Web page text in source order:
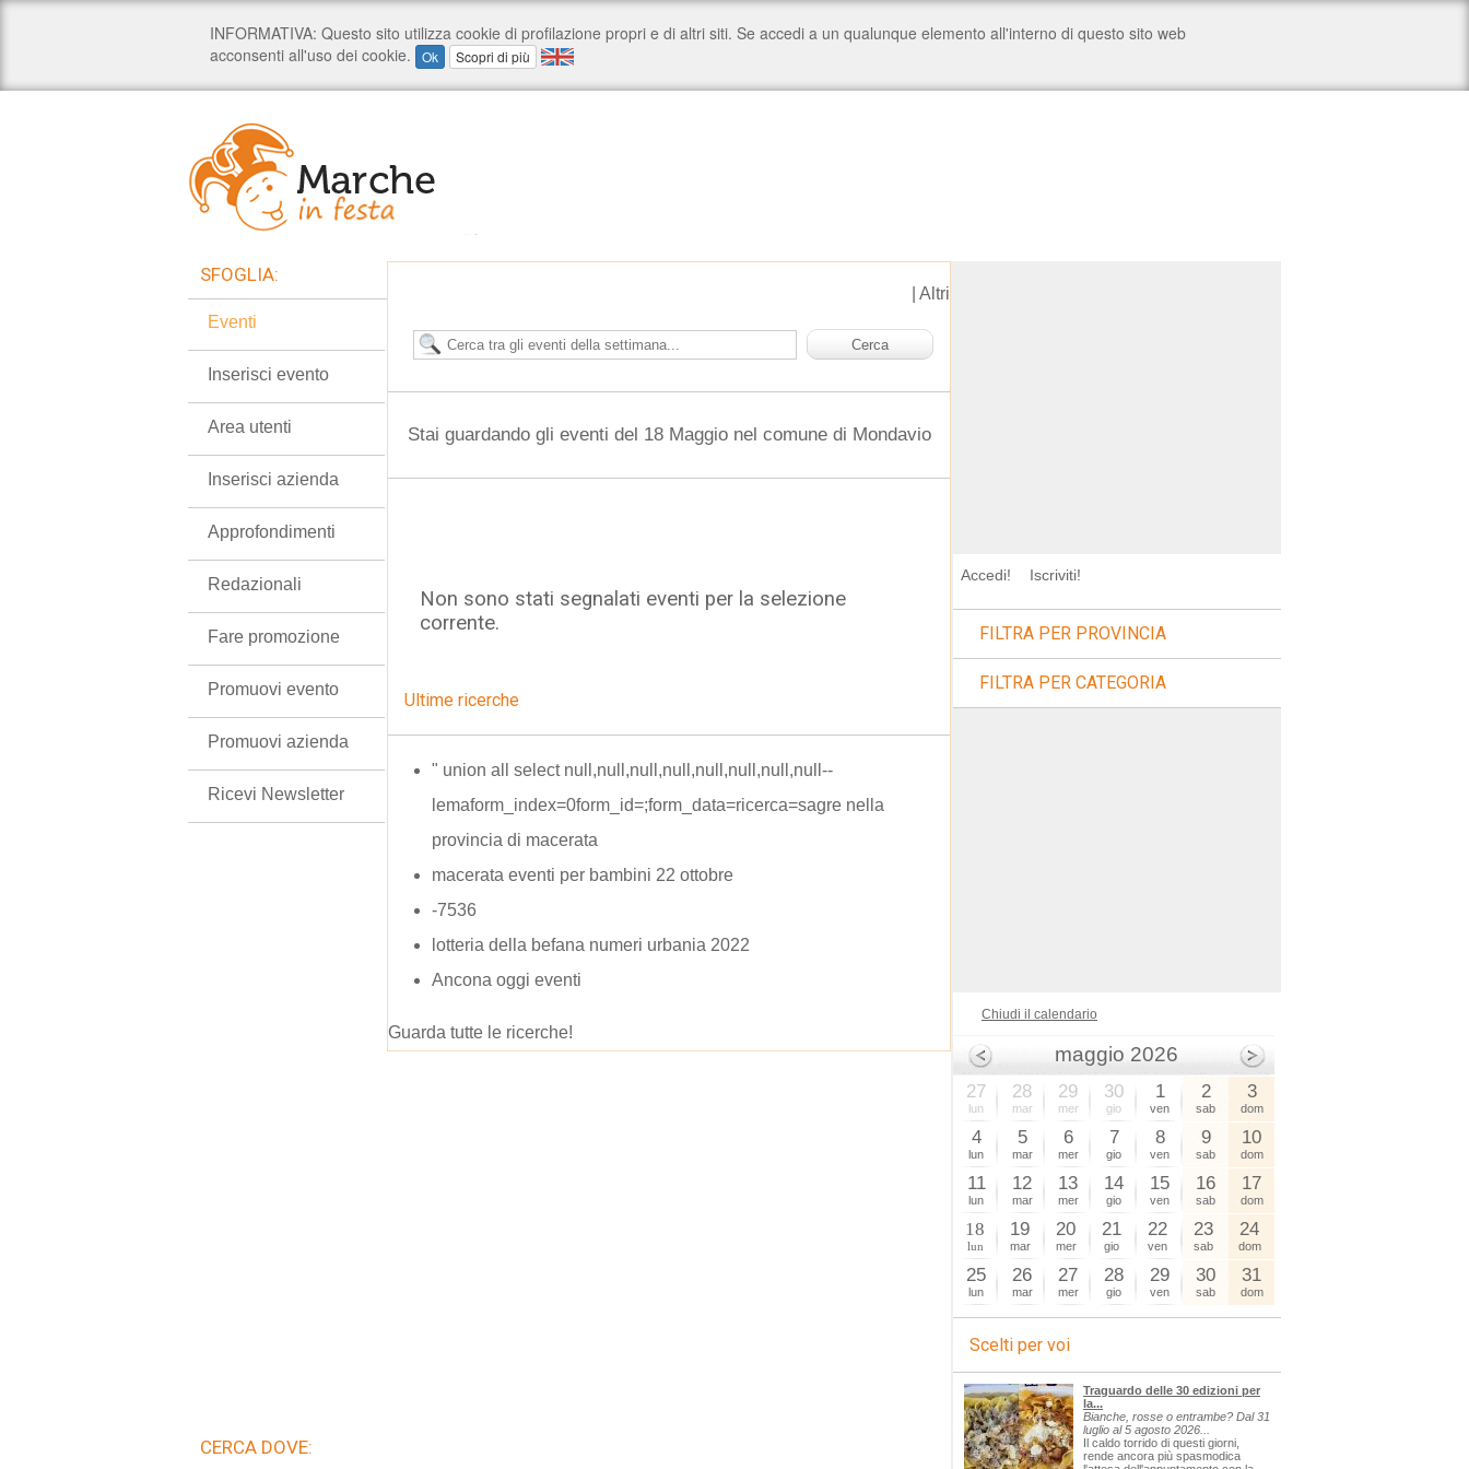
Altri
Stai guardando gli eventi del 18 Maggio nel comune di Mondavio
Non sono stati segnalati eventi per la selezione
corrente.
Ultime ricerche
" union all select null,null,null,null,null,null,null,null--
lemaform_index=0form_id=;form_data=ricerca=sagre nella
provincia di macerata
macerata eventi per bambini 22 ottobre
-7536
lotteria della befana numeri urbania 2022
Ancona oggi eventi
Guarda tutte le ricerche!
SFOGLIA:
Eventi
Inserisci evento
Area utenti
Inserisci azienda
Approfondimenti
Redazionali
Fare promozione
Promuovi evento
Promuovi azienda
Ricevi Newsletter
CERCA DOVE:
Accedi! Iscriviti!
FILTRA PER PROVINCIA
FILTRA PER CATEGORIA
Chiudi il calendario
maggio 2026
27
lun
28
mar
29
mer
30
gio
1
ven
2
sab
3
dom
4
lun
5
mar
6
mer
7
gio
8
ven
9
sab
10
dom
11
lun
12
mar
13
mer
14
gio
15
ven
16
sab
17
dom
18
lun
19
mar
20
mer
21
gio
22
ven
23
sab
24
dom
25
lun
26
mar
27
mer
28
gio
29
ven
30
sab
31
dom
Scelti per voi
Traguardo delle 30 edizioni per
la...
Bianche, rosse o entrambe? Dal 31
luglio al 5 agosto 2026...
Il caldo torrido di questi giorni,
rende ancora più spasmodica